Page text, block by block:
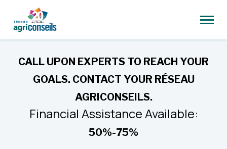
site
CALL UPON EXPERTS TO REACH YOUR
GOALS. CONTACT YOUR RÉSEAU
AGRICONSEILS.
Financial Assistance Available:
50%-75%